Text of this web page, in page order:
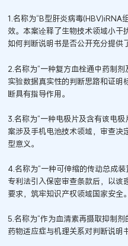
1.名称为“B型肝炎病毒(HBV)iRNA
效。本案诠释了生物技术领域小干
如何判断说明书是否公开充分提供
2.名称为“一种复方血栓通中药制
实验数据真实性的判断思路和证明
断具有指导作用。
3.名称为“一种电极片及含有该电
案涉及手机电池技术领域，审查
型意义。
4.名称为“一种可伸缩的传动总成
专利法引入保密审查条款后，以该
要求，筑牢知识产权领域国家安全。
5.名称为“作为血清素再摄取抑制
药物适应症与机理关系对判断说明